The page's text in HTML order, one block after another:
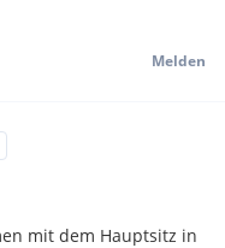
Melden
mit dem Hauptsitz in